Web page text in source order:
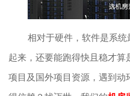
相对于硬件，软件是系
起来，还要能跑得快且稳才
项目及国外项目资源，遇到动